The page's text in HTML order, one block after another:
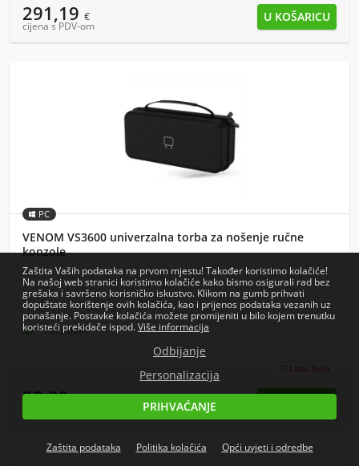
291,19 €
cijena s PDV-om
PC
VENOM VS3600 univerzalna torba za nošenje ručne
konzole
 Na zalihi
23,39
Zaštita Vaših podataka na prvom mjestu! Također koristimo kolačiće!
Na našoj web stranici koristimo kolačiće kako bismo osigurali rad bez
grešaka i savršeno korisničko iskustvo. Klikom na gumb prihvati
dopuštate korištenje ovih kolačića, kao i prijenos podataka vezanih uz
ponašanje. Postavke kolačića možete promijeniti u bilo kojem trenutku
koristeći prekidače ispod.Više informacija
Odbijanje
Personalizacija
PRIHVAĆANJE
Zaštita podataka Politika kolačića Opći uvjeti i odredbe